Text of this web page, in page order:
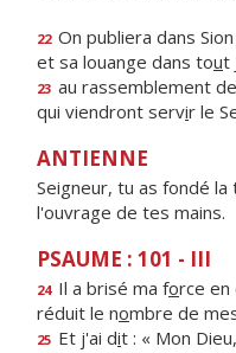
22 On publiera dans
et sa louange dans tout
23 au rassemblement
qui viendront servir le
ANTIENNE
Seigneur, tu as fondé
l'ouvrage de tes mains.
PSAUME : 101 - III
24 Il a brisé ma force en
réduit le nombre de
25 Et j'ai dit : « Mon Dieu,